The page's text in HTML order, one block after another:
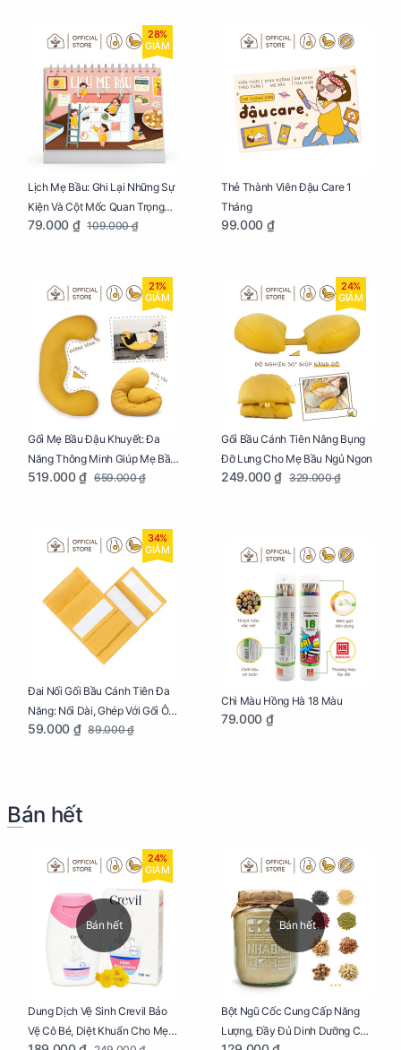
28%
GIẢM
Lịch Mẹ Bầu: Ghi Lại Những Sự
Kiện Và Cột Mốc Quan Trọng
Của Mẹ Và Bé
79.000 ₫ 109.000 ₫
Thẻ Thành Viên Đậu Care 1
Tháng
99.000 ₫
21%
GIẢM
Gối Mẹ Bầu Đậu Khuyết: Đa
Năng Thông Minh Giúp Mẹ Bầu
Ngủ Ngon, Cho Bé Bú Sau Sinh
519.000 ₫ 659.000 ₫
24%
GIẢM
Gối Bầu Cánh Tiên Nâng Bụng
Đỡ Lưng Cho Mẹ Bầu Ngủ Ngon
249.000 ₫ 329.000 ₫
34%
GIẢM
Đai Nối Gối Bầu Cánh Tiên Đa
Năng: Nối Dài, Ghép Với Gối Ôm
Dễ Dàng
59.000 ₫ 89.000 ₫
Chì Màu Hồng Hà 18 Màu
79.000 ₫
Bán hết
Bán hết
24%
GIẢM
Dung Dịch Vệ Sinh Crevil Bảo
Vệ Cô Bé, Diệt Khuẩn Cho Mẹ
Bán hết
Bột Ngũ Cốc Cung Cấp Năng
Lượng, Đầy Đủ Dinh Dưỡng Cho